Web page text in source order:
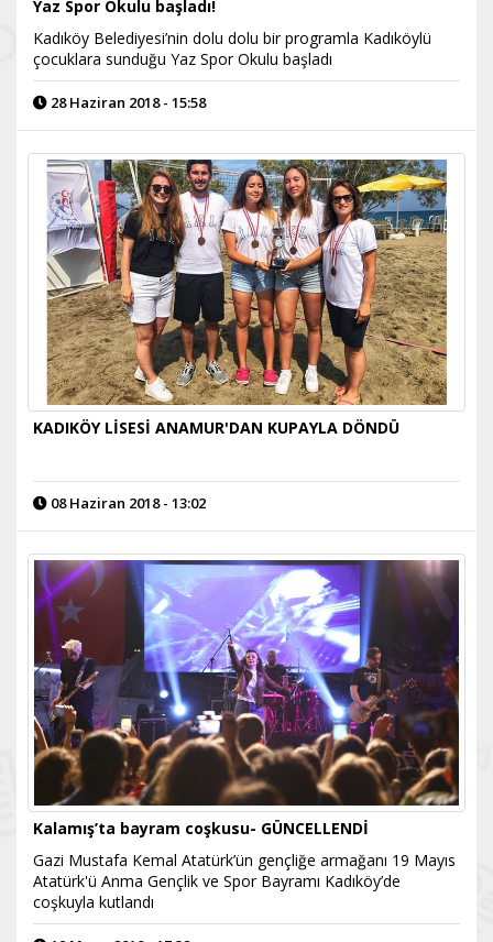
Yaz Spor Okulu başladı!
Kadıköy Belediyesi’nin dolu dolu bir programla Kadıköylü
çocuklara sunduğu Yaz Spor Okulu başladı
28 Haziran 2018 - 15:58
KADIKÖY LİSESİ ANAMUR'DAN KUPAYLA DÖNDÜ
08 Haziran 2018 - 13:02
Kalamış’ta bayram coşkusu- GÜNCELLENDİ
Gazi Mustafa Kemal Atatürk’ün gençliğe armağanı 19 Mayıs
Atatürk'ü Anma Gençlik ve Spor Bayramı Kadıköy’de
coşkuyla kutlandı